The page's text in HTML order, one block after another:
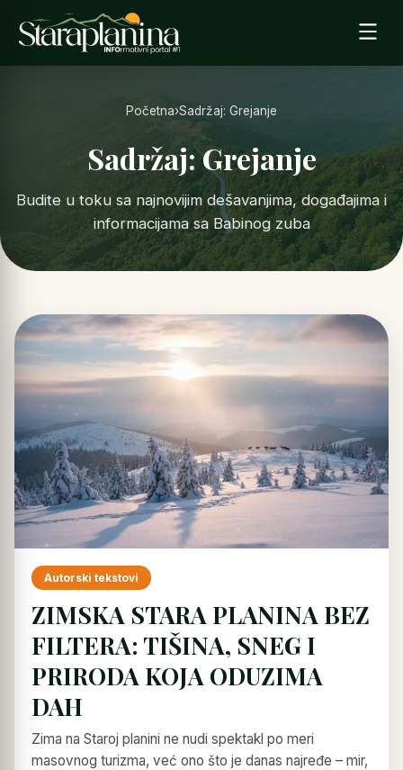
Početna›Sadržaj: Grejanje
Sadržaj: Grejanje
Budite u toku sa najnovijim dešavanjima, događajima i
informacijama sa Babinog zuba
Autorski tekstovi
ZIMSKA STARA PLANINA BEZ
FILTERA: TIŠINA, SNEG I
PRIRODA KOJA ODUZIMA
DAH
Zima na Staroj planini ne nudi spektakl po meri
masovnog turizma, već ono što je danas najređe – mir,